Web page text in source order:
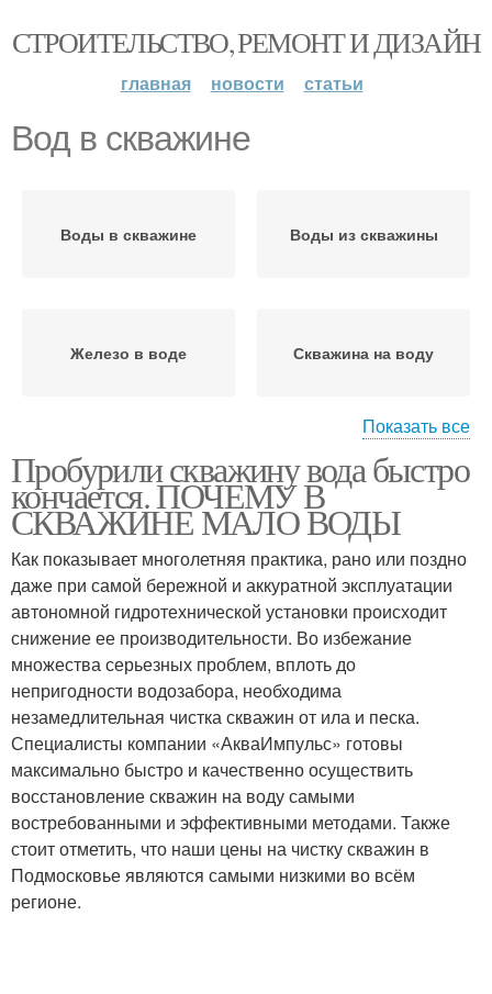
СТРОИТЕЛЬСТВО, РЕМОНТ И ДИЗАЙН
главная новости статьи
Вод в скважине
Воды в скважине Воды из скважины
Железо в воде Скважина на воду
Песок в скважине
Показать все
Пробурили скважину вода быстро
кончается. ПОЧЕМУ В
СКВАЖИНЕ МАЛО ВОДЫ
Как показывает многолетняя практика, рано или поздно
даже при самой бережной и аккуратной эксплуатации
автономной гидротехнической установки происходит
снижение ее производительности. Во избежание
множества серьезных проблем, вплоть до
непригодности водозабора, необходима
незамедлительная чистка скважин от ила и песка.
Специалисты компании «АкваИмпульс» готовы
максимально быстро и качественно осуществить
восстановление скважин на воду самыми
востребованными и эффективными методами. Также
стоит отметить, что наши цены на чистку скважин в
Подмосковье являются самыми низкими во всём
регионе.